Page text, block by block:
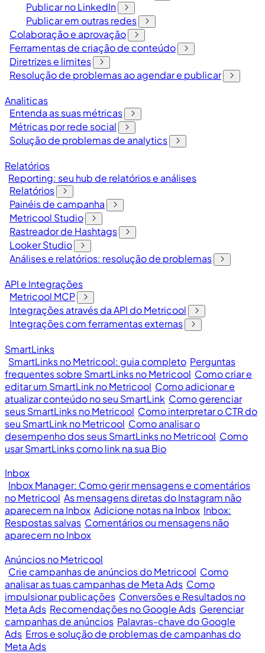
Publicar no LinkedIn
Publicar em outras redes
Colaboração e aprovação
Ferramentas de criação de conteúdo
Diretrizes e limites
Resolução de problemas ao agendar e publicar
Analiticas
Entenda as suas métricas
Métricas por rede social
Solução de problemas de analytics
Relatórios
Reporting: seu hub de relatórios e análises
Relatórios
Painéis de campanha
Metricool Studio
Rastreador de Hashtags
Looker Studio
Análises e relatórios: resolução de problemas
API e Integrações
Metricool MCP
Integrações através da API do Metricool
Integrações com ferramentas externas
SmartLinks
SmartLinks no Metricool: guia completo Perguntas
frequentes sobre SmartLinks no Metricool Como criar e
editar um SmartLink no Metricool Como adicionar e
atualizar conteúdo no seu SmartLink Como gerenciar
seus SmartLinks no Metricool Como interpretar o CTR do
seu SmartLink no Metricool Como analisar o
desempenho dos seus SmartLinks no Metricool Como
usar SmartLinks como link na sua Bio
Inbox
Inbox Manager: Como gerir mensagens e comentários
no Metricool As mensagens diretas do Instagram não
aparecem na Inbox Adicione notas na Inbox Inbox:
Respostas salvas Comentários ou mensagens não
aparecem no Inbox
Anúncios no Metricool
Crie campanhas de anúncios do Metricool Como
analisar as tuas campanhas de Meta Ads Como
impulsionar publicações Conversões e Resultados no
Meta Ads Recomendações no Google Ads Gerenciar
campanhas de anúncios Palavras-chave do Google
Ads Erros e solução de problemas de campanhas do
Meta Ads